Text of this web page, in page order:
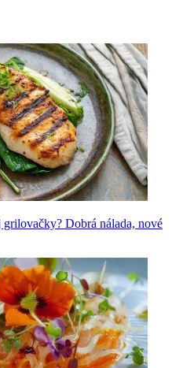
Dobrá nálada, nové